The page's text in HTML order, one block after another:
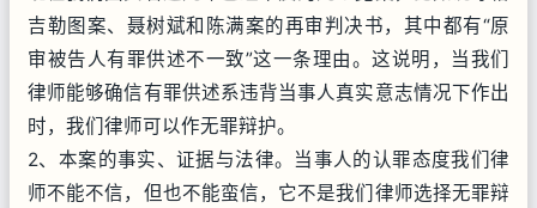
吉勒图案、聂树斌和陈满案的再审判决书，其中都有“原
审被告人有罪供述不一致”这一条理由。这说明，当我们
律师能够确信有罪供述系违背当事人真实意志情况下作出
时，我们律师可以作无罪辩护。
2、本案的事实、证据与法律。当事人的认罪态度我们律
师不能不信，但也不能蛮信，它不是我们律师选择无罪辩